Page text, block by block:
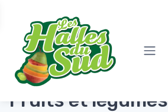
Accueil Fruits et légumes
Fruits et légumes